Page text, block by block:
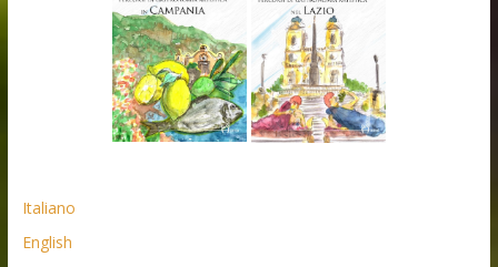
Italiano
English